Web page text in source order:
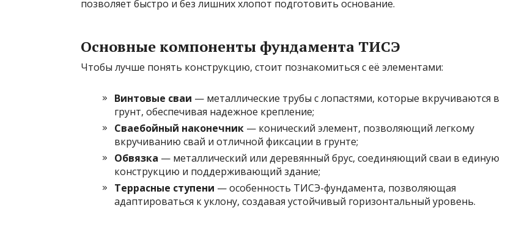
позволяет быстро и без лишних хлопот подготовить основание.
Основные компоненты фундамента ТИСЭ
Чтобы лучше понять конструкцию, стоит познакомиться с её элементами:
Винтовые сваи — металлические трубы с лопастями, которые вкручиваются в
грунт, обеспечивая надежное крепление;
Сваебойный наконечник — конический элемент, позволяющий легкому
вкручиванию свай и отличной фиксации в грунте;
Обвязка — металлический или деревянный брус, соединяющий сваи в единую
конструкцию и поддерживающий здание;
Террасные ступени — особенность ТИСЭ-фундамента, позволяющая
адаптироваться к уклону, создавая устойчивый горизонтальный уровень.